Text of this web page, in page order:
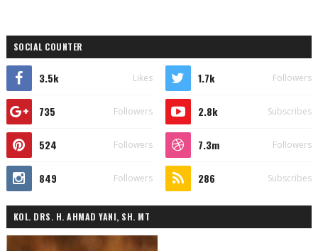
SOCIAL COUNTER
3.5k Likes 1.7k Followers
735 Followers 2.8k Subscribes
524 Followers 7.3m Followers
849 Followers 286 Subscribes
KOL. DRS. H. AHMAD YANI, SH. MT